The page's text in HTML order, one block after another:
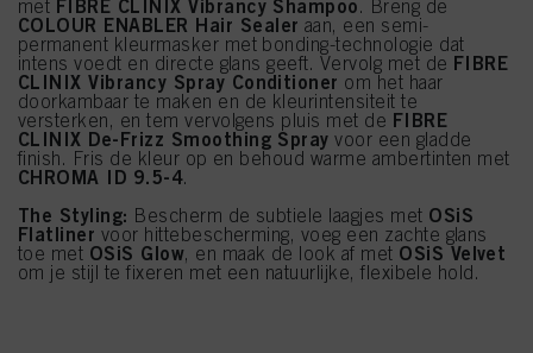
met FIBRE CLINIX Vibrancy Shampoo. Breng de
COLOUR ENABLER Hair Sealer aan, een semi-
permanent kleurmasker met bonding-technologie dat
intens voedt en directe glans geeft. Vervolg met de FIBRE
CLINIX Vibrancy Spray Conditioner om het haar
doorkambaar te maken en de kleurintensiteit te
versterken, en tem vervolgens pluis met de FIBRE
CLINIX De-Frizz Smoothing Spray voor een gladde
finish. Fris de kleur op en behoud warme ambertinten met
CHROMA ID 9.5-4.
The Styling: Bescherm de subtiele laagjes met OSiS
Flatliner voor hittebescherming, voeg een zachte glans
toe met OSiS Glow, en maak de look af met OSiS Velvet
om je stijl te fixeren met een natuurlijke, flexibele hold.